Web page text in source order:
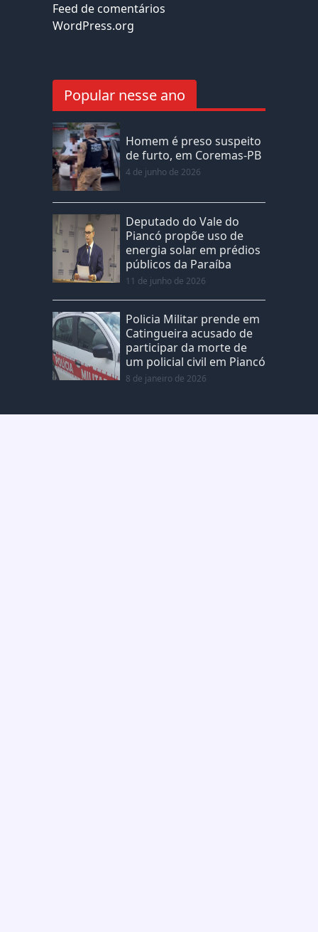
Feed de comentários
WordPress.org
Popular nesse ano
Homem é preso suspeito
de furto, em Coremas-PB
4 de junho de 2026
Deputado do Vale do
Piancó propõe uso de
energia solar em prédios
públicos da Paraíba
11 de junho de 2026
Policia Militar prende em
Catingueira acusado de
participar da morte de
um policial civil em Piancó
8 de janeiro de 2026